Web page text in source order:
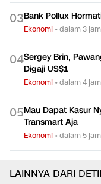
03Bank Pollux
Ekonomi •dalam 3 jam
04Sergey Brin,
Digaji US$1
Ekonomi •dalam 4 jam
05Mau Dapat Kasur
Transmart Aja
Ekonomi •dalam 5 jam
LAINNYA DARI